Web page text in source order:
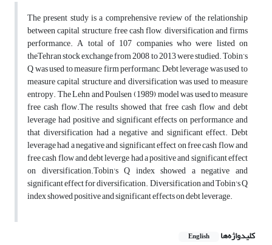
The present study is a comprehensive review of the relationship
between capital structure, free cash flow, diversification and firms
performance. A total of 107 companies who were listed on
theTehran stock exchange from 2008 to 2013 were studied. Tobin’s
Q was used to measure firm performanc, Debt leverage was used to
measure capital structure and diversification was used to measure
entropy. The Lehn and Poulsen (1989) model was used to measure
free cash flow.The results showed that free cash flow and debt
leverage had positive and significant effects on performance and
that diversification had a negative and significant effect. Debt
leverage had a negative and significant effect on free cash flow and
free cash flow and debt leverge had a positive and significant effect
on diversification.Tobin's Q index showed a negative and
significant effect for diversification. Diversification and Tobin's Q
index showed positive and significant effects on debt leverage.
کلیدواژه‌ها English